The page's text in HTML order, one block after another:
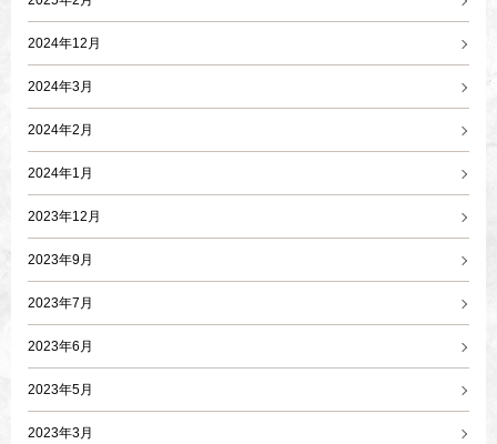
2024年12月
2024年3月
2024年2月
2024年1月
2023年12月
2023年9月
2023年7月
2023年6月
2023年5月
2023年3月